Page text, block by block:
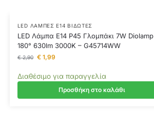
LED ΛΆΜΠΕΣ E14 ΒΙΔΩΤΈΣ
LED Λάμπα E14 P45 Γλομπάκι 7W Diolamp
180° 630lm 3000K – G45714WW
€2,90 €1,99
Διαθέσιμο για παραγγελία
Προσθήκη στο καλάθι